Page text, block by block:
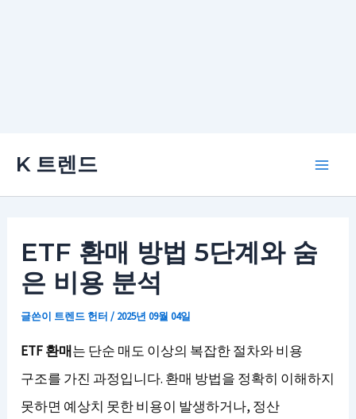
K 트렌드
ETF 환매 방법 5단계와 숨
은 비용 분석
글쓴이 트렌드 헌터/ 2025년 09월 04일
ETF 환매는 단순 매도 이상의 복잡한 절차와 비용
구조를 가진 과정입니다. 환매 방법을 정확히 이해하지
못하면 예상치 못한 비용이 발생하거나, 정산